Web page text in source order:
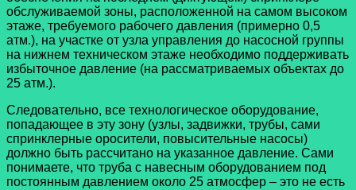
обслуживаемой зоны, расположенной на самом высоком
этаже, требуемого рабочего давления (примерно 0,5
атм.), на участке от узла управления до насосной группы
на нижнем техническом этаже необходимо поддерживать
избыточное давление (на рассматриваемых объектах до
25 атм.).
Следовательно, все технологическое оборудование,
попадающее в эту зону (узлы, задвижки, трубы, сами
спринклерные оросители, повысительные насосы)
должно быть рассчитано на указанное давление. Сами
понимаете, что труба с навесным оборудованием под
постоянным давлением около 25 атмосфер – это не есть